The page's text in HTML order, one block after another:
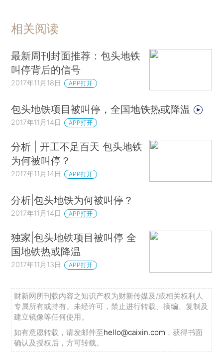
相关阅读
最新周刊封面推荐：包头地铁
叫停背后的信号
2017年11月18日 APP打开
包头地铁项目被叫停，全国地铁热或降温
2017年11月14日 APP打开
分析 | 开工不足百天 包头地铁
为何被叫停？
2017年11月14日 APP打开
分析|包头地铁为何被叫停？
2017年11月14日 APP打开
独家|包头地铁项目被叫停 全
国地铁热或降温
2017年11月13日 APP打开
财新网所刊载内容之知识产权为财新传媒及/或相关权利人
专属所有或持有。未经许可，禁止进行转载、摘编、复制及
建立镜像等任何使用。
如有意愿转载，请发邮件至hello@caixin.com ，获得书面
确认及授权后，方可转载。